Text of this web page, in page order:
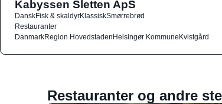
Kabyssen Sletten ApS
DanskFisk & skaldyrKlassiskSmørrebrød
Restauranter
DanmarkRegion HovedstadenHelsingør KommuneKvistgård
Restauranter og andre